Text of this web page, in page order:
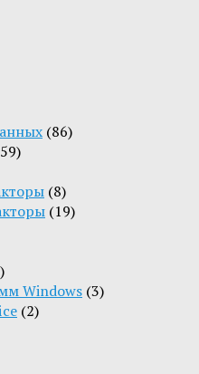
(86)
(8)
(19)
Windows (3)
(2)